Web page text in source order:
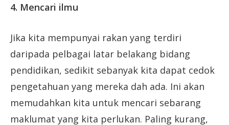
4. Mencari ilmu
Jika kita mempunyai rakan yang terdiri
daripada pelbagai latar belakang bidang
pendidikan, sedikit sebanyak kita dapat cedok
pengetahuan yang mereka dah ada. Ini akan
memudahkan kita untuk mencari sebarang
maklumat yang kita perlukan. Paling kurang,